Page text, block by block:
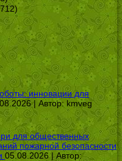
инновации для
| Автор: kmveg
для общественных
пожарной безопасности
05.08.2026 | Автор: